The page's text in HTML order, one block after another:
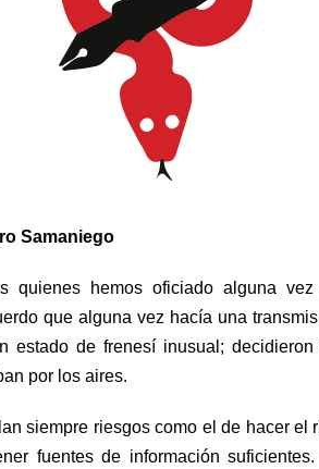
Samaniego
quienes hemos oficiado alguna
que alguna vez hacía una
estado de frenesí inusual;
por los aires.
siempre riesgos como el de hacer
fuentes de información